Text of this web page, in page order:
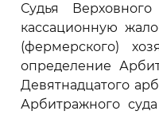
Судья
кассационную
(фермерского)
определение
Девятнадцатого
Арбитражного